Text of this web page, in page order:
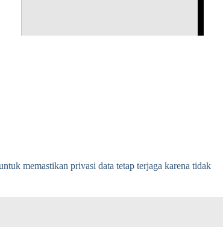
memastikan privasi data tetap terjaga karena tidak